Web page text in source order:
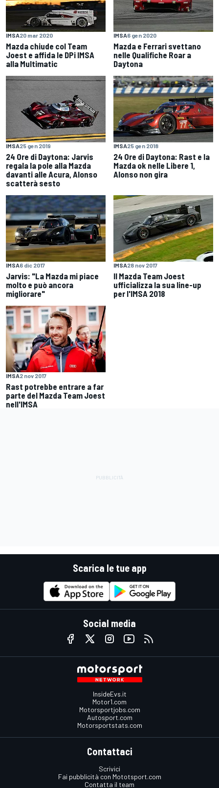
IMSA20 mar 2020
Mazda chiude col Team
Joest e affida le DPi IMSA
alla Multimatic
IMSA6 gen 2020
Mazda e Ferrari svettano
nelle Qualifiche Roar a
Daytona
IMSA25 gen 2019
24 Ore di Daytona: Jarvis
regala la pole alla Mazda
davanti alle Acura, Alonso
scatterà sesto
IMSA25 gen 2018
24 Ore di Daytona: Rast e la
Mazda ok nelle Libere 1,
Alonso non gira
IMSA6 dic 2017
Jarvis: "La Mazda mi piace
molto e può ancora
migliorare"
IMSA28 nov 2017
Il Mazda Team Joest
ufficializza la sua line-up
per l'IMSA 2018
IMSA2 nov 2017
Rast potrebbe entrare a far
parte del Mazda Team Joest
nell'IMSA
Scarica le tue app
Social media
InsideEvs.it
Motor1.com
Motorsportjobs.com
Autosport.com
Motorsportstats.com
Contattaci
Scrivici
Fai pubblicità con Mototsport.com
Contatta il team